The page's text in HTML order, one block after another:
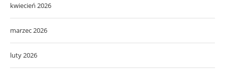
kwiecień 2026
marzec 2026
luty 2026